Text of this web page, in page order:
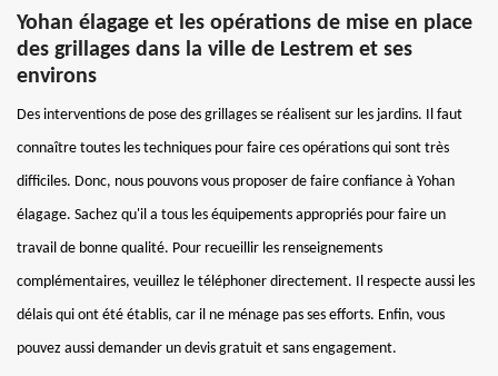
Yohan élagage et les opérations de mise en place
des grillages dans la ville de Lestrem et ses
environs
Des interventions de pose des grillages se réalisent sur les jardins. Il faut
connaître toutes les techniques pour faire ces opérations qui sont très
difficiles. Donc, nous pouvons vous proposer de faire confiance à Yohan
élagage. Sachez qu'il a tous les équipements appropriés pour faire un
travail de bonne qualité. Pour recueillir les renseignements
complémentaires, veuillez le téléphoner directement. Il respecte aussi les
délais qui ont été établis, car il ne ménage pas ses efforts. Enfin, vous
pouvez aussi demander un devis gratuit et sans engagement.